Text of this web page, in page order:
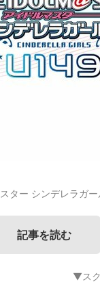
ター シンデレラガ
記事を読む
▼ス